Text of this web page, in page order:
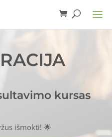
kursas
išmokti! 🌟